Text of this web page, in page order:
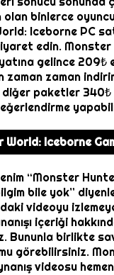
olan binlerce
Iceborne PC
edin. Monster
gelince 209₺
zaman zaman
diğer paketler 340₺
Iceborne
“Monster
bile yok”
videoyu
içeriği
Bununla birlikte
görebilirsiniz.
videosu